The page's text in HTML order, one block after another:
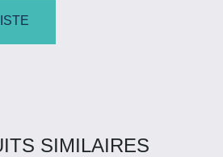
SIMILAIRES